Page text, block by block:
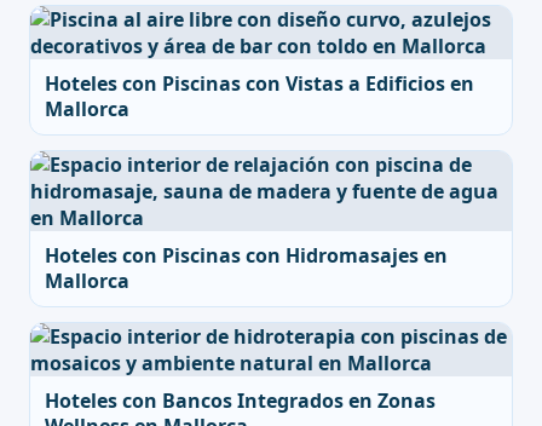
Hoteles con Piscinas con Vistas a Edificios en
Mallorca
Hoteles con Piscinas con Hidromasajes en
Mallorca
Hoteles con Bancos Integrados en Zonas